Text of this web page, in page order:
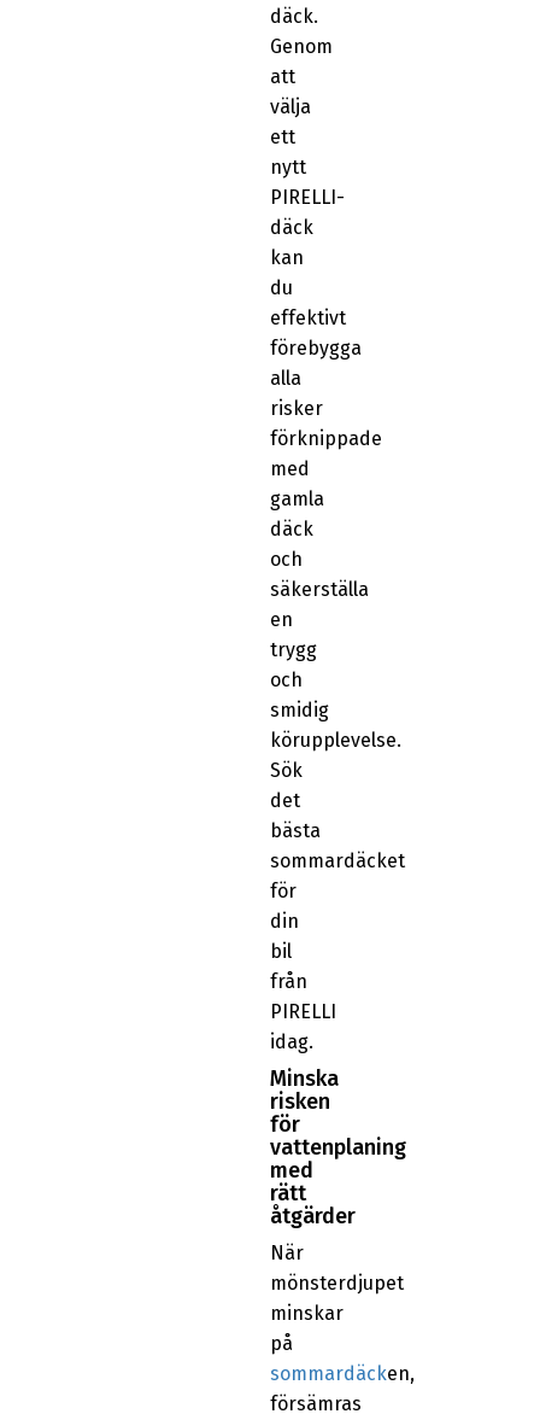
däck.
Genom
att
välja
ett
nytt
PIRELLI-
däck
kan
du
effektivt
förebygga
alla
risker
förknippade
med
gamla
däck
och
säkerställa
en
trygg
och
smidig
körupplevelse.
Sök
det
bästa
sommardäcket
för
din
bil
från
PIRELLI
idag.
Minska
risken
för
vattenplaning
med
rätt
åtgärder
När
mönsterdjupet
minskar
på
sommardäcken,
försämras